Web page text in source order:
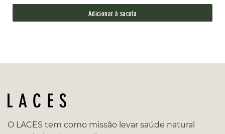
Adicionar à sacola
O LACES tem como missão levar saúde natural